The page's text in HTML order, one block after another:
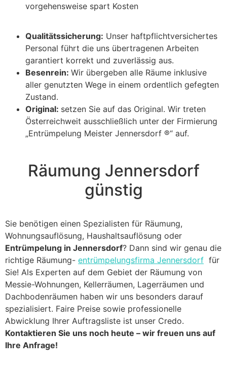
vorgehensweise spart Kosten
Qualitätssicherung: Unser haftpflichtversichertes
Personal führt die uns übertragenen Arbeiten
garantiert korrekt und zuverlässig aus.
Besenrein: Wir übergeben alle Räume inklusive
aller genutzten Wege in einem ordentlich gefegten
Zustand.
Original: setzen Sie auf das Original. Wir treten
Österreichweit ausschließlich unter der Firmierung
„Entrümpelung Meister Jennersdorf ®“ auf.
Räumung Jennersdorf
günstig
Sie benötigen einen Spezialisten für Räumung,
Wohnungsauflösung, Haushaltsauflösung oder
Entrümpelung in Jennersdorf? Dann sind wir genau die
richtige Räumung- entrümpelungsfirma Jennersdorf für
Sie! Als Experten auf dem Gebiet der Räumung von
Messie-Wohnungen, Kellerräumen, Lagerräumen und
Dachbodenräumen haben wir uns besonders darauf
spezialisiert. Faire Preise sowie professionelle
Abwicklung Ihrer Auftragsliste ist unser Credo.
Kontaktieren Sie uns noch heute – wir freuen uns auf
Ihre Anfrage!